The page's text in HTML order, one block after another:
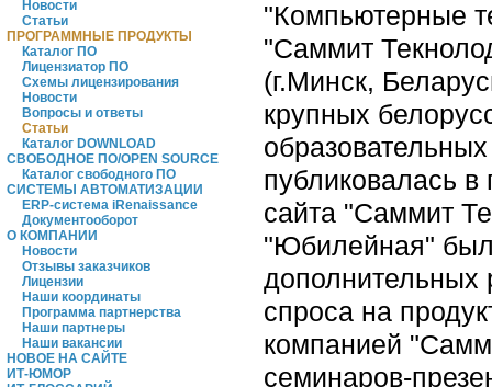
Новости
Статьи
ПРОГРАММНЫЕ ПРОДУКТЫ
Каталог ПО
Лицензиатор ПО
Схемы лицензирования
Новости
Вопросы и ответы
Статьи
Каталог DOWNLOAD
СВОБОДНОЕ ПО/OPEN SOURCE
Каталог свободного ПО
СИСТЕМЫ АВТОМАТИЗАЦИИ
ERP-система iRenaissance
Документооборот
О КОМПАНИИ
Новости
Отзывы заказчиков
Лицензии
Наши координаты
Программа партнерства
Наши партнеры
Наши вакансии
НОВОЕ НА САЙТЕ
ИТ-ЮМОР
"Компьютерные
"Саммит
(г.Минск,
крупных
публиковалась
сайта "Саммит
"Юбилейная"
дополнительных
спроса на
компанией
семинаров-